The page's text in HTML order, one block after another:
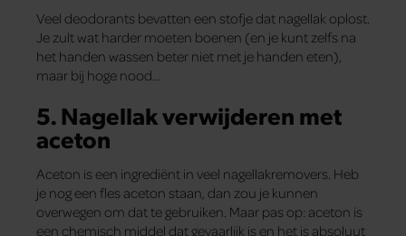
Veel deodorants bevatten een stofje dat nagellak oplost.
Je zult wat harder moeten boenen (en je kunt zelfs na
het handen wassen beter niet met je handen eten),
maar bij hoge nood…
5. Nagellak verwijderen met
aceton
Aceton is een ingrediënt in veel nagellakremovers. Heb
je nog een fles aceton staan, dan zou je kunnen
overwegen om dat te gebruiken. Maar pas op: aceton is
een chemisch middel dat gevaarlijk is en het is absoluut